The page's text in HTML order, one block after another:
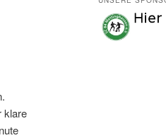
klare
n